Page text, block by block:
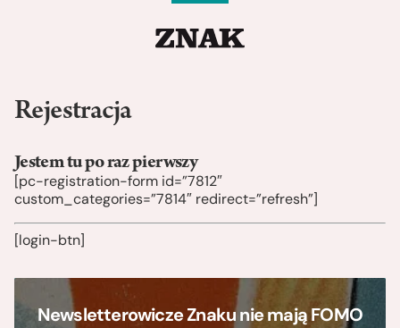
Rejestracja
Jestem tu po raz pierwszy
[pc-registration-form id=”7812″
custom_categories=”7814″ redirect=”refresh”]
[login-btn]
Newsletterowicze Znaku nie mają FOMO